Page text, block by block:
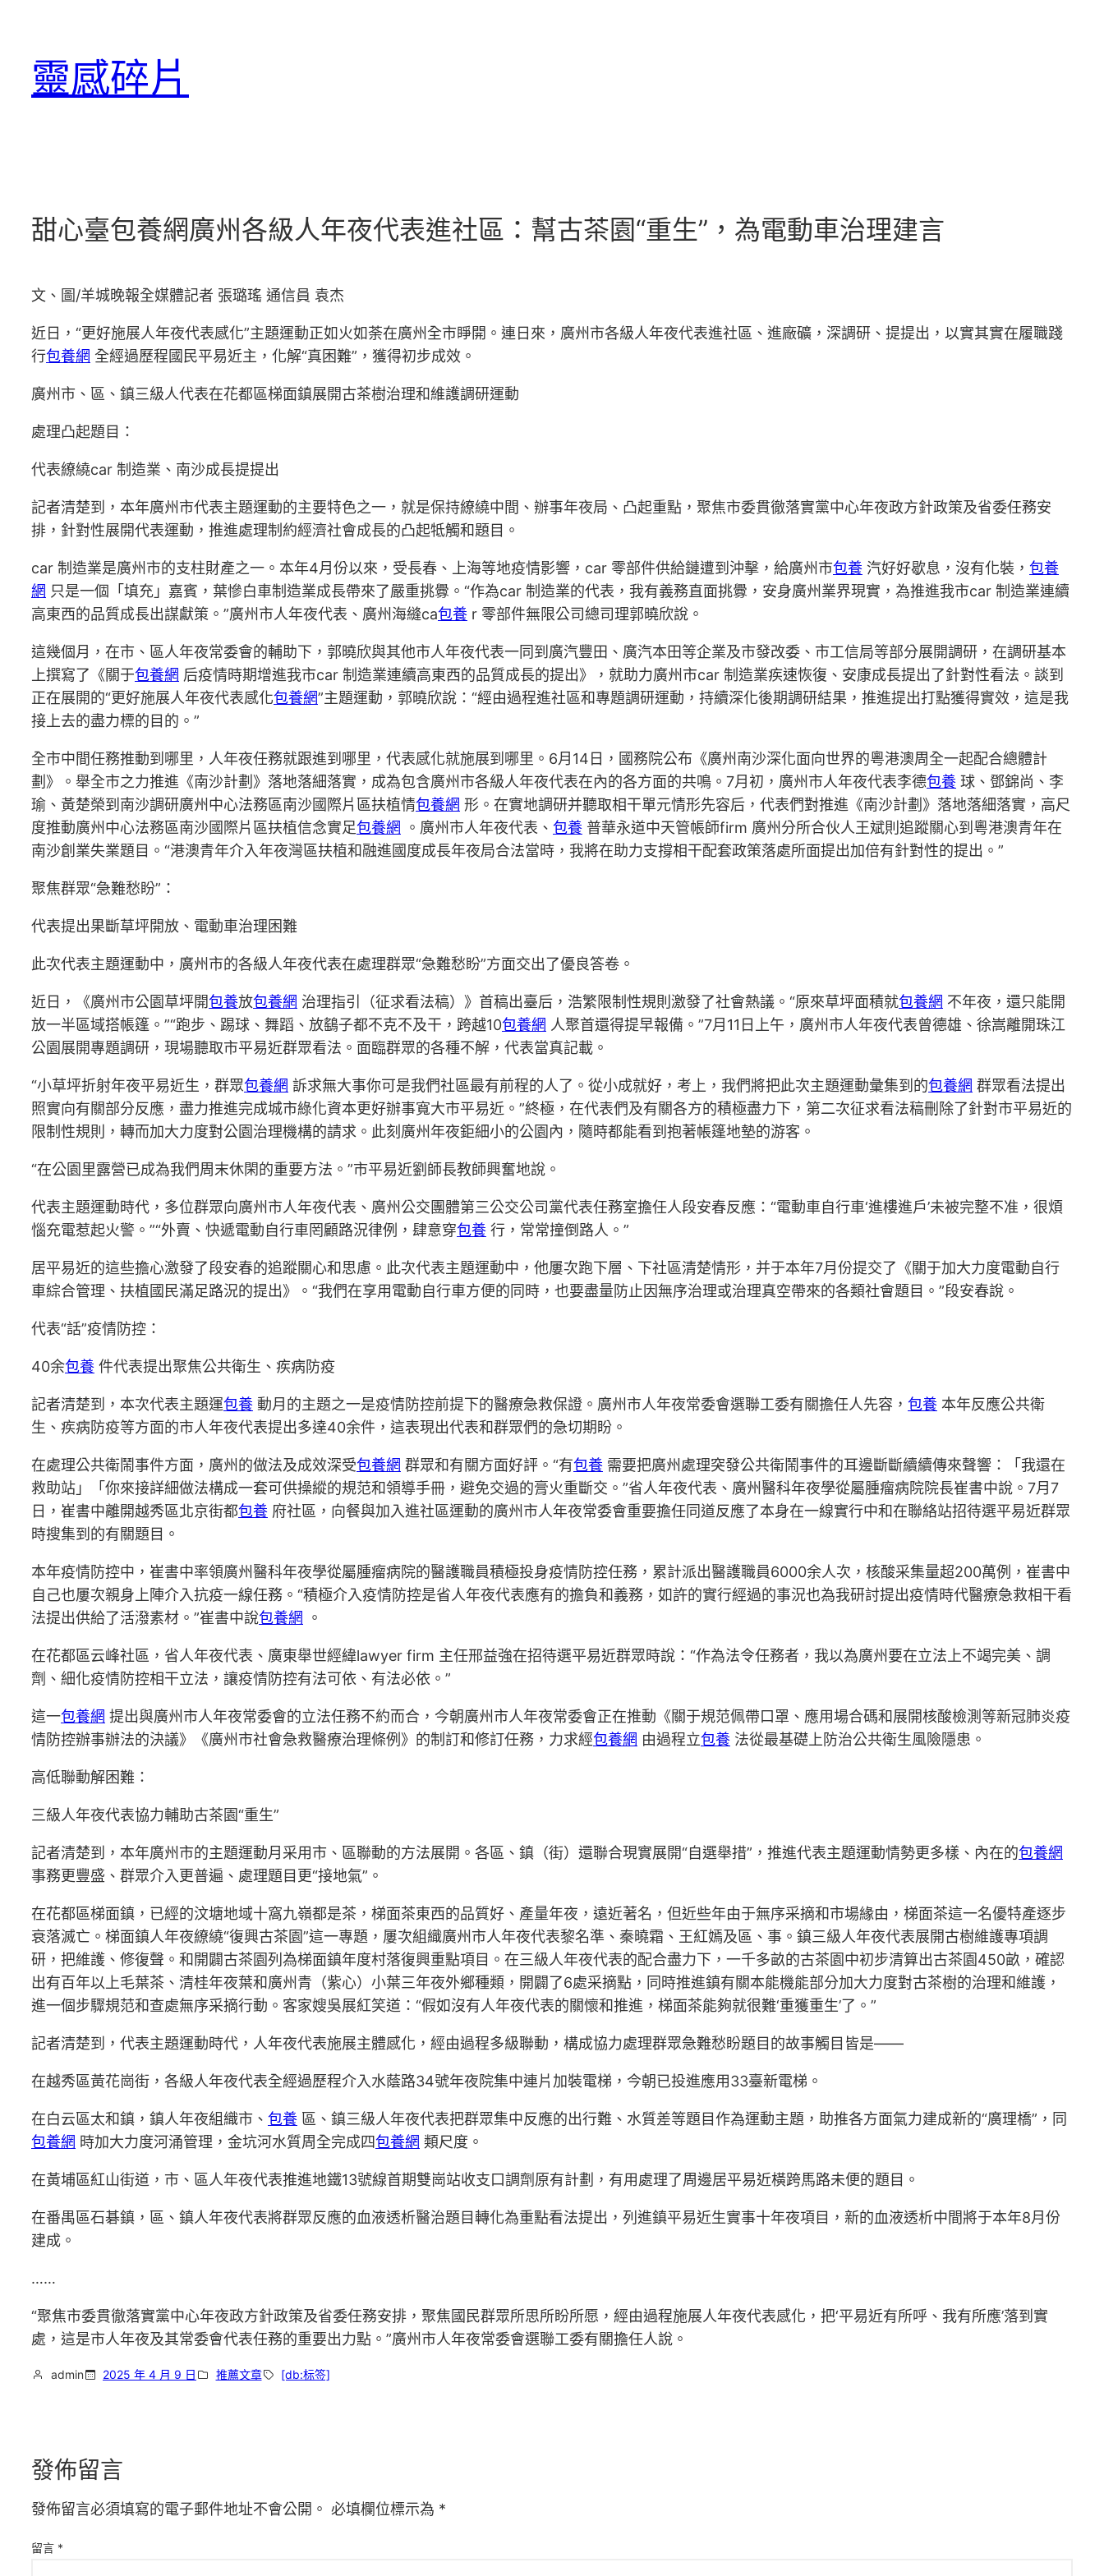
靈感碎片
甜心臺包養網廣州各級人年夜代表進社區：幫古茶園“重生”，為電動車治理建言
文、圖/羊城晚報全媒體記者 張璐瑤 通信員 袁杰
近日，“更好施展人年夜代表感化”主題運動正如火如荼在廣州全市睜開。連日來，廣州市各級人年夜代表進社區、進廠礦，深調研、提提出，以實其實在履職踐
行包養網 全經過歷程國民平易近主，化解“真困難”，獲得初步成效。
廣州市、區、鎮三級人代表在花都區梯面鎮展開古茶樹治理和維護調研運動
處理凸起題目：
代表繚繞car 制造業、南沙成長提提出
記者清楚到，本年廣州市代表主題運動的主要特色之一，就是保持繚繞中間、辦事年夜局、凸起重點，聚焦市委貫徹落實黨中心年夜政方針政策及省委任務安
排，針對性展開代表運動，推進處理制約經濟社會成長的凸起牴觸和題目。
car 制造業是廣州市的支柱財產之一。本年4月份以來，受長春、上海等地疫情影響，car 零部件供給鏈遭到沖擊，給廣州市包養 汽好好歇息，沒有化裝， 包養
網 只是一個「填充」嘉賓，葉慘白車制造業成長帶來了嚴重挑釁。“作為car 制造業的代表，我有義務直面挑釁，安身廣州業界現實，為推進我市car 制造業連續
高東西的品質成長出謀獻策。”廣州市人年夜代表、廣州海縫ca包養 r 零部件無限公司總司理郭曉欣說。
這幾個月，在市、區人年夜常委會的輔助下，郭曉欣與其他市人年夜代表一同到廣汽豐田、廣汽本田等企業及市發改委、市工信局等部分展開調研，在調研基本
上撰寫了《關于包養網 后疫情時期增進我市car 制造業連續高東西的品質成長的提出》，就助力廣州市car 制造業疾速恢復、安康成長提出了針對性看法。談到
正在展開的“更好施展人年夜代表感化包養網”主題運動，郭曉欣說：“經由過程進社區和專題調研運動，持續深化後期調研結果，推進提出打點獲得實效，這是我
接上去的盡力標的目的。”
全市中間任務推動到哪里，人年夜任務就跟進到哪里，代表感化就施展到哪里。6月14日，國務院公布《廣州南沙深化面向世界的粵港澳周全一起配合總體計
劃》。舉全市之力推進《南沙計劃》落地落細落實，成為包含廣州市各級人年夜代表在內的各方面的共鳴。7月初，廣州市人年夜代表李德包養 球、鄧錦尚、李
瑜、黃楚榮到南沙調研廣州中心法務區南沙國際片區扶植情包養網 形。在實地調研并聽取相干單元情形先容后，代表們對推進《南沙計劃》落地落細落實，高尺
度推動廣州中心法務區南沙國際片區扶植信念實足包養網 。廣州市人年夜代表、 包養 普華永道中天管帳師firm 廣州分所合伙人王斌則追蹤關心到粵港澳青年在
南沙創業失業題目。“港澳青年介入年夜灣區扶植和融進國度成長年夜局合法當時，我將在助力支撐相干配套政策落處所面提出加倍有針對性的提出。”
聚焦群眾“急難愁盼”：
代表提出果斷草坪開放、電動車治理困難
此次代表主題運動中，廣州市的各級人年夜代表在處理群眾“急難愁盼”方面交出了優良答卷。
近日，《廣州市公園草坪開包養放包養網 治理指引（征求看法稿）》首稿出臺后，浩繁限制性規則激發了社會熱議。“原來草坪面積就包養網 不年夜，還只能開
放一半區域搭帳篷。”“跑步、踢球、舞蹈、放鷂子都不克不及干，跨越10包養網 人聚首還得提早報備。”7月11日上午，廣州市人年夜代表曾德雄、徐嵩離開珠江
公園展開專題調研，現場聽取市平易近群眾看法。面臨群眾的各種不解，代表當真記載。
“小草坪折射年夜平易近生，群眾包養網 訴求無大事你可是我們社區最有前程的人了。從小成就好，考上，我們將把此次主題運動彙集到的包養網 群眾看法提出
照實向有關部分反應，盡力推進完成城市綠化資本更好辦事寬大市平易近。”終極，在代表們及有關各方的積極盡力下，第二次征求看法稿刪除了針對市平易近的
限制性規則，轉而加大力度對公園治理機構的請求。此刻廣州年夜鉅細小的公園內，隨時都能看到抱著帳篷地墊的游客。
“在公園里露營已成為我們周末休閑的重要方法。”市平易近劉師長教師興奮地說。
代表主題運動時代，多位群眾向廣州市人年夜代表、廣州公交團體第三公交公司黨代表任務室擔任人段安春反應：“電動車自行車‘進樓進戶’未被完整不准，很煩
惱充電惹起火警。”“外賣、快遞電動自行車罔顧路況律例，肆意穿包養 行，常常撞倒路人。”
居平易近的這些擔心激發了段安春的追蹤關心和思慮。此次代表主題運動中，他屢次跑下層、下社區清楚情形，并于本年7月份提交了《關于加大力度電動自行
車綜合管理、扶植國民滿足路況的提出》。“我們在享用電動自行車方便的同時，也要盡量防止因無序治理或治理真空帶來的各類社會題目。”段安春說。
代表“話”疫情防控：
40余包養 件代表提出聚焦公共衛生、疾病防疫
記者清楚到，本次代表主題運包養 動月的主題之一是疫情防控前提下的醫療急救保證。廣州市人年夜常委會選聯工委有關擔任人先容， 包養 本年反應公共衛
生、疾病防疫等方面的市人年夜代表提出多達40余件，這表現出代表和群眾們的急切期盼。
在處理公共衛鬧事件方面，廣州的做法及成效深受包養網 群眾和有關方面好評。“有包養 需要把廣州處理突發公共衛鬧事件的耳邊斷斷續續傳來聲響：「我還在
救助站」「你來接詳細做法構成一套可供操縱的規范和領導手冊，避免交過的膏火重斷交。”省人年夜代表、廣州醫科年夜學從屬腫瘤病院院長崔書中說。7月7
日，崔書中離開越秀區北京街都包養 府社區，向餐與加入進社區運動的廣州市人年夜常委會重要擔任同道反應了本身在一線實行中和在聯絡站招待選平易近群眾
時搜集到的有關題目。
本年疫情防控中，崔書中率領廣州醫科年夜學從屬腫瘤病院的醫護職員積極投身疫情防控任務，累計派出醫護職員6000余人次，核酸采集量超200萬例，崔書中
自己也屢次親身上陣介入抗疫一線任務。“積極介入疫情防控是省人年夜代表應有的擔負和義務，如許的實行經過的事況也為我研討提出疫情時代醫療急救相干看
法提出供給了活潑素材。”崔書中說包養網 。
在花都區云峰社區，省人年夜代表、廣東舉世經緯lawyer firm 主任邢益強在招待選平易近群眾時說：“作為法令任務者，我以為廣州要在立法上不竭完美、調
劑、細化疫情防控相干立法，讓疫情防控有法可依、有法必依。”
這一包養網 提出與廣州市人年夜常委會的立法任務不約而合，今朝廣州市人年夜常委會正在推動《關于規范佩帶口罩、應用場合碼和展開核酸檢測等新冠肺炎疫
情防控辦事辦法的決議》《廣州市社會急救醫療治理條例》的制訂和修訂任務，力求經包養網 由過程立包養 法從最基礎上防治公共衛生風險隱患。
高低聯動解困難：
三級人年夜代表協力輔助古茶園“重生”
記者清楚到，本年廣州市的主題運動月采用市、區聯動的方法展開。各區、鎮（街）還聯合現實展開“自選舉措”，推進代表主題運動情勢更多樣、內在的包養網
事務更豐盛、群眾介入更普遍、處理題目更“接地氣”。
在花都區梯面鎮，已經的汶塘地域十窩九嶺都是茶，梯面茶東西的品質好、產量年夜，遠近著名，但近些年由于無序采摘和市場緣由，梯面茶這一名優特產逐步
衰落滅亡。梯面鎮人年夜繚繞“復興古茶園”這一專題，屢次組織廣州市人年夜代表黎名準、秦曉霜、王紅嫣及區、事。鎮三級人年夜代表展開古樹維護專項調
研，把維護、修復聲。和開闢古茶園列為梯面鎮年度村落復興重點項目。在三級人年夜代表的配合盡力下，一千多畝的古茶園中初步清算出古茶園450畝，確認
出有百年以上毛葉茶、清桂年夜葉和廣州青（紫心）小葉三年夜外鄉種類，開闢了6處采摘點，同時推進鎮有關本能機能部分加大力度對古茶樹的治理和維護，
進一個步驟規范和查處無序采摘行動。客家嫂吳展紅笑道：“假如沒有人年夜代表的關懷和推進，梯面茶能夠就很難‘重獲重生’了。”
記者清楚到，代表主題運動時代，人年夜代表施展主體感化，經由過程多級聯動，構成協力處理群眾急難愁盼題目的故事觸目皆是——
在越秀區黃花崗街，各級人年夜代表全經過歷程介入水蔭路34號年夜院集中連片加裝電梯，今朝已投進應用33臺新電梯。
在白云區太和鎮，鎮人年夜組織市、 包養 區、鎮三級人年夜代表把群眾集中反應的出行難、水質差等題目作為運動主題，助推各方面氣力建成新的“廣理橋”，同
包養網 時加大力度河涌管理，金坑河水質周全完成四包養網 類尺度。
在黃埔區紅山街道，市、區人年夜代表推進地鐵13號線首期雙崗站收支口調劑原有計劃，有用處理了周邊居平易近橫跨馬路未便的題目。
在番禺區石碁鎮，區、鎮人年夜代表將群眾反應的血液透析醫治題目轉化為重點看法提出，列進鎮平易近生實事十年夜項目，新的血液透析中間將于本年8月份
建成。
……
“聚焦市委貫徹落實黨中心年夜政方針政策及省委任務安排，聚焦國民群眾所思所盼所愿，經由過程施展人年夜代表感化，把‘平易近有所呼、我有所應’落到實
處，這是市人年夜及其常委會代表任務的重要出力點。”廣州市人年夜常委會選聯工委有關擔任人說。
admin 2025 年 4 月 9 日 推薦文章 [db:标签]
發佈留言
發佈留言必須填寫的電子郵件地址不會公開。 必填欄位標示為 *
留言 *